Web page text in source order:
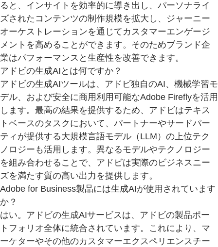
ると、インサイトを効率的に導き出し、パーソナライ
ズされたコンテンツの制作規模を拡大し、ジャーニー
オーケストレーションを通じてカスタマーエンゲージ
メントを高めることができます。そのためブランド企
業はパフォーマンスと生産性を改善できます。
アドビの生成AIとは何ですか？
アドビの生成AIツールは、アドビ独自のAI、機械学習モ
デル、および安全に商用利用可能なAdobe Fireflyを活用
します。最高の結果を提供するため、アドビはテキス
トベースのタスクにおいて、パートナーやサードパー
ティが提供する大規模言語モデル（LLM）の上位テク
ノロジーも活用します。異なるモデルやテクノロジー
を組み合わせることで、アドビは実際のビジネスニー
ズを満たす質の高い出力を提供します。
Adobe for Business製品には生成AIが使用されています
か？
はい。アドビの生成AIサービスは、アドビの製品ポー
トフォリオ全体に統合されています。これにより、マ
ーケターやその他のカスタマーエクスペリエンスチー